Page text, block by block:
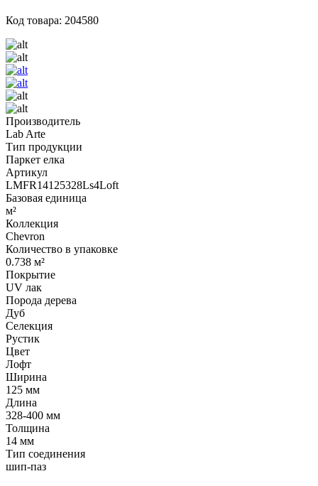
Код товара: 204580
Производитель
Lab Arte
Тип продукции
Паркет елка
Артикул
LMFR14125328Ls4Loft
Базовая единица
м²
Коллекция
Chevron
Количество в упаковке
0.738 м²
Покрытие
UV лак
Порода дерева
Дуб
Селекция
Рустик
Цвет
Лофт
Ширина
125 мм
Длина
328-400 мм
Толщина
14 мм
Тип соединения
шип-паз